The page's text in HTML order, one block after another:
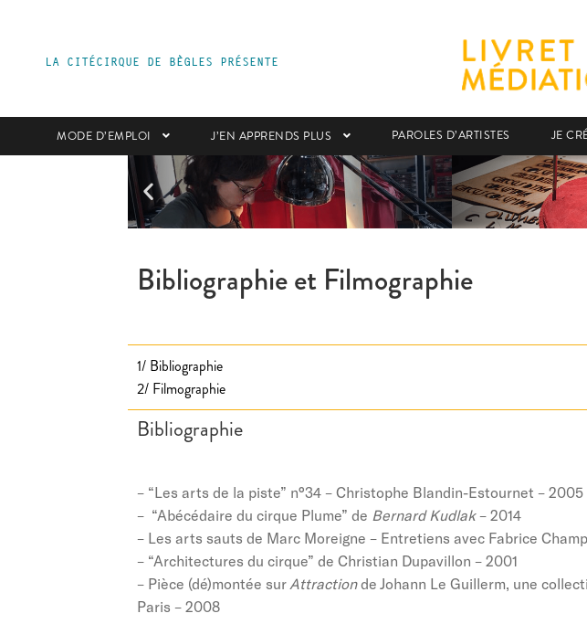
LA CITÉCIRQUE DE BÈGLES PRÉSENTE
MODE D’EMPLOI J’EN APPRENDS PLUS PAROLES D’ARTISTES JE
Bibliographie et Filmographie
1/ Bibliographie
2/ Filmographie
Bibliographie
– “Les arts de la piste” n°34 – Christophe Blandin-Estournet – 2005
– “Abécédaire du cirque Plume” de Bernard Kudlak– 2014
– Les arts sauts de Marc Moreigne – Entretiens avec Fabrice
– “Architectures du cirque” de Christian Dupavillon – 2001
– Pièce (dé)montée sur Attractionde Johann Le Guillerm, une
Paris – 2008